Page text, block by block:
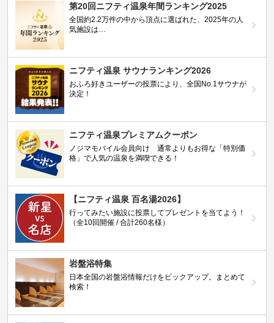
第20回ニフティ温泉年間ランキング2025
全国約2.2万件の中から頂点に選ばれた、2025年の人
気施設は…
ニフティ温泉 サウナランキング2026
おふろ好きユーザーの投票により、全国No.1サウナが
決定！
ニフティ温泉プレミアムクーポン
ノジマモバイル会員向け 通常よりもお得な「特別価
格」で人気の温泉を満喫できる！
【ニフティ温泉 百名湯2026】
行ってみたい施設に投票してプレゼントを当てよう！
（全10回開催 / 合計260名様）
岩盤浴特集
日本全国の岩盤浴情報だけをピックアップ。まとめて
検索！